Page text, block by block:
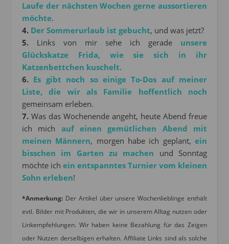
Laufe der nächsten Wochen gerne aussortieren
möchte.
4. Der Sommerurlaub ist gebucht, und was jetzt?
5. Links von mir sehe ich gerade unsere
Glückskatze Frida, wie sie sich in ihr
Katzenbettchen kuschelt.
6. Es gibt noch so einige To-Dos auf meiner
Liste, die wir als Familie hoffentlich noch
gemeinsam erleben.
7. Was das Wochenende angeht, heute Abend freue
ich mich auf einen gemütlichen Abend mit
meinen Männern, morgen habe ich geplant,ein
bisschen im Garten zu machen und Sonntag
möchte ich ein entspanntes Turnier vom kleinen
Sohn erleben!
*Anmerkung: Der Artikel über unsere Wochenlieblinge enthält
evtl. Bilder mit Produkten, die wir in unserem Alltag nutzen oder
Linkempfehlungen. Wir haben keine Bezahlung für das Zeigen
oder Nutzen derselbigen erhalten. Affiliate Links sind als solche